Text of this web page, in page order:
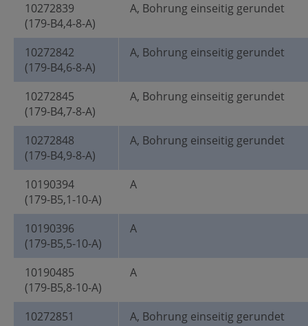
10272839
(179-B4,4-8-A)
A, Bohrung einseitig gerundet
10272842
(179-B4,6-8-A)
A, Bohrung einseitig gerundet
10272845
(179-B4,7-8-A)
A, Bohrung einseitig gerundet
10272848
(179-B4,9-8-A)
A, Bohrung einseitig gerundet
10190394
(179-B5,1-10-A)
A
10190396
(179-B5,5-10-A)
A
10190485
(179-B5,8-10-A)
A
10272851
A, Bohrung einseitig gerundet